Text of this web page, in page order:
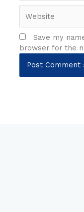
Save my
browser for the